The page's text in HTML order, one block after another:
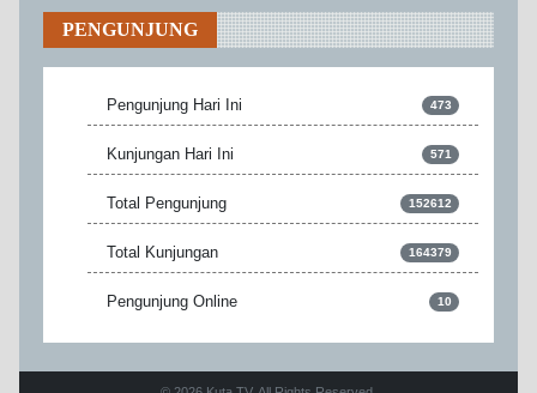
PENGUNJUNG
Pengunjung Hari Ini 473
Kunjungan Hari Ini 571
Total Pengunjung 152612
Total Kunjungan 164379
Pengunjung Online 10